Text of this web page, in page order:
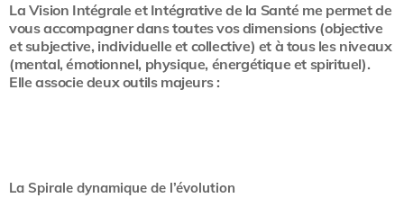
La Vision Intégrale et Intégrative de la Santé me permet de
vous accompagner dans toutes vos dimensions (objective
et subjective, individuelle et collective) et à tous les niveaux
(mental, émotionnel, physique, énergétique et spirituel).
Elle associe deux outils majeurs :
La Spirale dynamique de l’évolution